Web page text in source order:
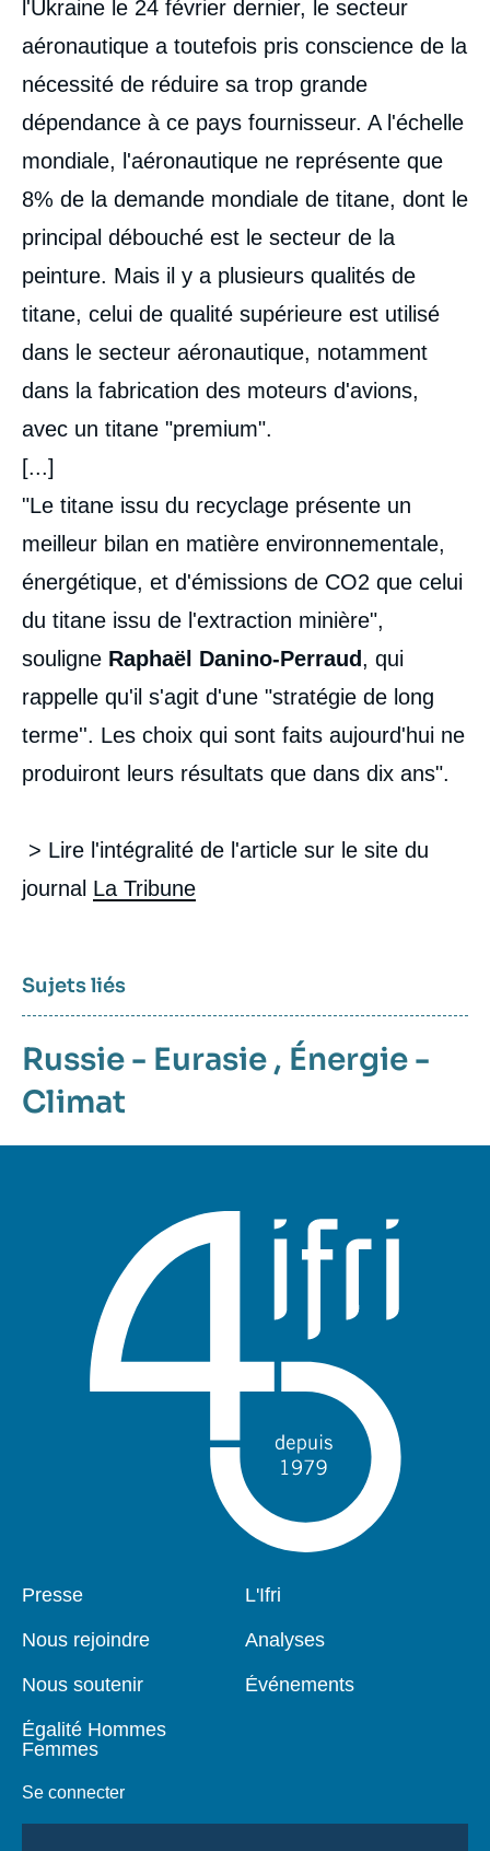
l'Ukraine le 24 février dernier, le secteur
aéronautique a toutefois pris conscience de la
nécessité de réduire sa trop grande
dépendance à ce pays fournisseur. A l'échelle
mondiale, l'aéronautique ne représente que
8% de la demande mondiale de titane, dont le
principal débouché est le secteur de la
peinture. Mais il y a plusieurs qualités de
titane, celui de qualité supérieure est utilisé
dans le secteur aéronautique, notamment
dans la fabrication des moteurs d'avions,
avec un titane "premium".
[...]
"Le titane issu du recyclage présente un
meilleur bilan en matière environnementale,
énergétique, et d'émissions de CO2 que celui
du titane issu de l'extraction minière",
souligne Raphaël Danino-Perraud, qui
rappelle qu'il s'agit d'une "stratégie de long
terme''. Les choix qui sont faits aujourd'hui ne
produiront leurs résultats que dans dix ans".
> Lire l'intégralité de l'article sur le site du
journal La Tribune
Sujets liés
Russie - Eurasie , Énergie -
Climat
Pied
Presse
Nous rejoindre
Nous soutenir
Égalité Hommes
Femmes
Se connecter
Navigation
L'Ifri
Analyses
Événements